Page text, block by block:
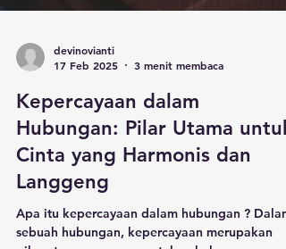
devinovianti
17 Feb 2025
3 menit membaca
Kepercayaan dalam
Hubungan: Pilar Utama untuk
Cinta yang Harmonis dan